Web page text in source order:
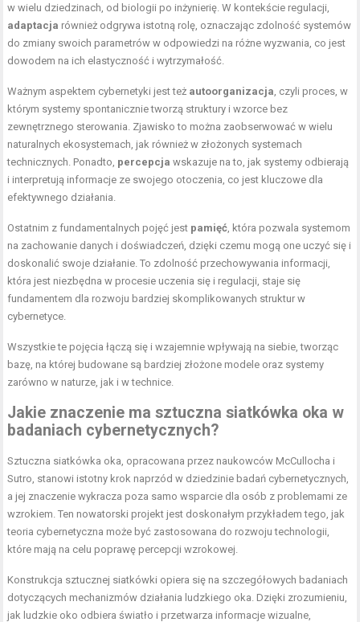
w wielu dziedzinach, od biologii po inżynierię. W kontekście regulacji,
adaptacja również odgrywa istotną rolę, oznaczając zdolność systemów
do zmiany swoich parametrów w odpowiedzi na różne wyzwania, co jest
dowodem na ich elastyczność i wytrzymałość.
Ważnym aspektem cybernetyki jest też autoorganizacja , czyli proces, w
którym systemy spontanicznie tworzą struktury i wzorce bez
zewnętrznego sterowania. Zjawisko to można zaobserwować w wielu
naturalnych ekosystemach, jak również w złożonych systemach
technicznych. Ponadto, percepcja wskazuje na to, jak systemy odbierają
i interpretują informacje ze swojego otoczenia, co jest kluczowe dla
efektywnego działania.
Ostatnim z fundamentalnych pojęć jest pamięć , która pozwala systemom
na zachowanie danych i doświadczeń, dzięki czemu mogą one uczyć się i
doskonalić swoje działanie. To zdolność przechowywania informacji,
która jest niezbędna w procesie uczenia się i regulacji, staje się
fundamentem dla rozwoju bardziej skomplikowanych struktur w
cybernetyce.
Wszystkie te pojęcia łączą się i wzajemnie wpływają na siebie, tworząc
bazę, na której budowane są bardziej złożone modele oraz systemy
zarówno w naturze, jak i w technice.
Jakie znaczenie ma sztuczna siatkówka oka w
badaniach cybernetycznych?
Sztuczna siatkówka oka, opracowana przez naukowców McCullocha i
Sutro, stanowi istotny krok naprzód w dziedzinie badań cybernetycznych,
a jej znaczenie wykracza poza samo wsparcie dla osób z problemami ze
wzrokiem. Ten nowatorski projekt jest doskonałym przykładem tego, jak
teoria cybernetyczna może być zastosowana do rozwoju technologii,
które mają na celu poprawę percepcji wzrokowej.
Konstrukcja sztucznej siatkówki opiera się na szczegółowych badaniach
dotyczących mechanizmów działania ludzkiego oka. Dzięki zrozumieniu,
jak ludzkie oko odbiera światło i przetwarza informacje wizualne,